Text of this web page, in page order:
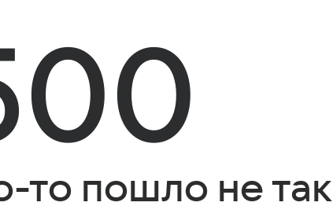
то пошло не так